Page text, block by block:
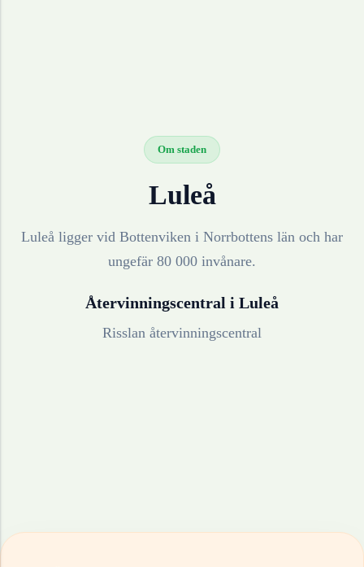
Om staden
Luleå
Luleå ligger vid Bottenviken i Norrbottens län och har
ungefär 80 000 invånare.
Återvinningscentral i Luleå
Risslan återvinningscentral